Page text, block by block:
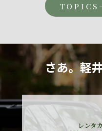
TOPICS
さあ。軽井
レンタ